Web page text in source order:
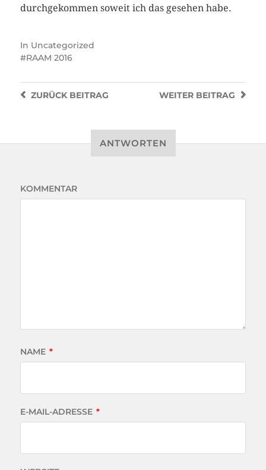
durchgekommen soweit ich das gesehen habe.
In Uncategorized
RAAM 2016
WEITER BEITRAG
ZURÜCKBEITRAG
ANTWORTEN
KOMMENTAR
NAME *
E-MAIL-ADRESSE *